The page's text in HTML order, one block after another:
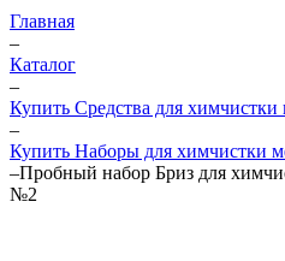
Главная
–
Каталог
–
Купить Средства для химчистки
–
Купить Наборы для химчистки
–Пробный набор Бриз для
№2